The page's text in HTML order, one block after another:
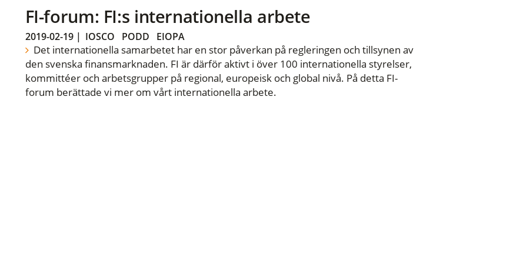
FI-forum: FI:s internationella arbete
2019-02-19| IOSCO PODD EIOPA
Det internationella samarbetet har en stor påverkan på regleringen och tillsynen av
den svenska finansmarknaden. FI är därför aktivt i över 100 internationella styrelser,
kommittéer och arbetsgrupper på regional, europeisk och global nivå. På detta FI-
forum berättade vi mer om vårt internationella arbete.